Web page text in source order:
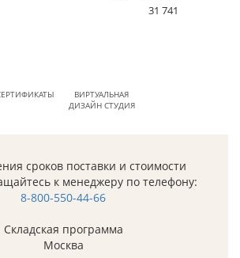
31 741
ВИРТУАЛЬНАЯ
ДИЗАЙН СТУДИЯ
сроков поставки и стоимости
к менеджеру по телефону:
8-800-550-44-66
Складская программа
Москва